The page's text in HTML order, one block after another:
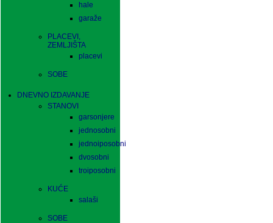
hale
garaže
PLACEVI,
ZEMLJIŠTA
placevi
SOBE
DNEVNO IZDAVANJE
STANOVI
garsonjere
jednosobni
jednoiposobni
dvosobni
troiposobni
KUĆE
salaši
SOBE